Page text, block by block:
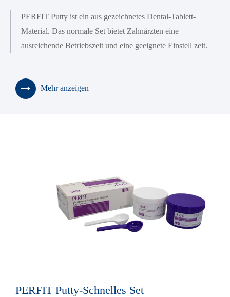
PERFIT Putty ist ein aus gezeichnetes Dental-Tablett-
Material. Das normale Set bietet Zahnärzten eine
ausreichende Betriebszeit und eine geeignete Einstell zeit.
Mehr anzeigen
PERFIT Putty-Schnelles Set